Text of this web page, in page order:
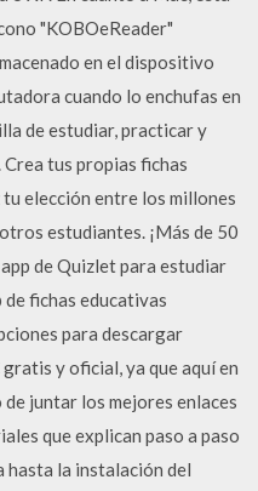
"KOBOeReader"
en el dispositivo
cuando lo enchufas en
de estudiar, practicar y
tus propias fichas
elección entre los millones
estudiantes. ¡Más de 50
de Quizlet para estudiar
fichas educativas
para descargar
y oficial, ya que aquí en
juntar los mejores enlaces
que explican paso a paso
hasta la instalación del